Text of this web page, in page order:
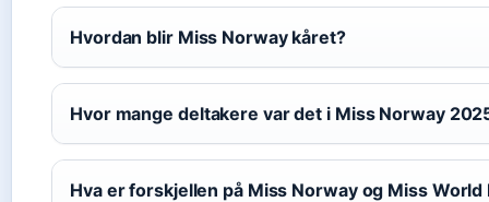
Hvordan blir Miss Norway kåret?
Hvor mange deltakere var det i Miss Norway
Hva er forskjellen på Miss Norway og Miss World